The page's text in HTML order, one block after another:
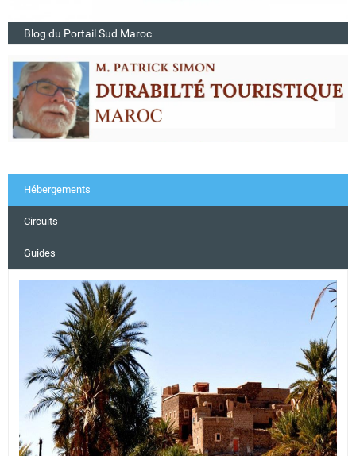
Blog du Portail Sud Maroc
Hébergements
Circuits
Guides